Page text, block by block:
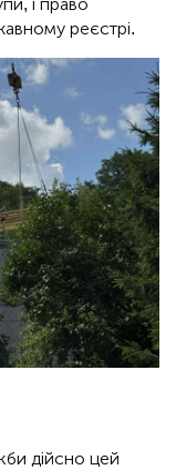
реєстрі.
дійсно цей